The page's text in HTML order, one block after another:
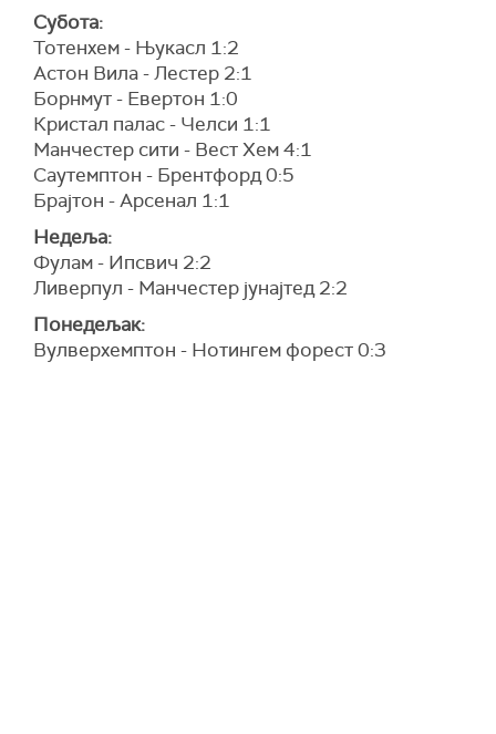
Субота:
Тотенхем - Њукасл 1:2
Астон Вила - Лестер 2:1
Борнмут - Евертон 1:0
Кристал палас - Челси 1:1
Манчестер сити - Вест Хем 4:1
Саутемптон - Брентфорд 0:5
Брајтон - Арсенал 1:1
Недеља:
Фулам - Ипсвич 2:2
Ливерпул - Манчестер јунајтед 2:2
Понедељак:
Вулверхемптон - Нотингем форест 0:3